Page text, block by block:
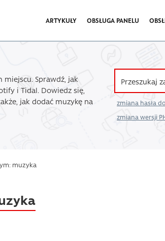
ARTYKUŁY OBSŁUGA PANELU
miejscu. Sprawdź, jak
i Tidal. Dowiedz się,
jak dodać muzykę na
zmiana hasła
zmiana wersji
muzyka